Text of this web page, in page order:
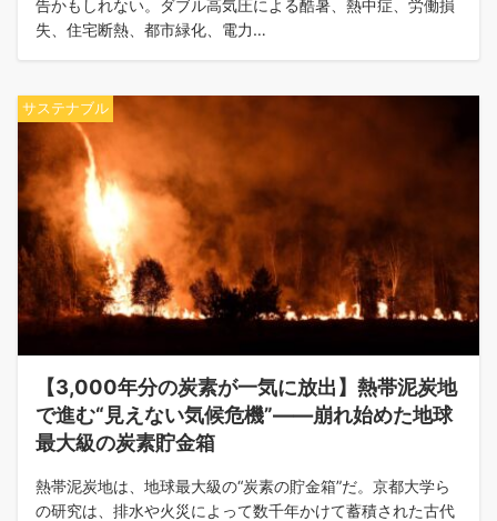
告かもしれない。ダブル高気圧による酷暑、熱中症、労働損
失、住宅断熱、都市緑化、電力…
サステナブル
【3,000年分の炭素が一気に放出】熱帯泥炭地
で進む“見えない気候危機”――崩れ始めた地球
最大級の炭素貯金箱
熱帯泥炭地は、地球最大級の“炭素の貯金箱”だ。京都大学ら
の研究は、排水や火災によって数千年かけて蓄積された古代